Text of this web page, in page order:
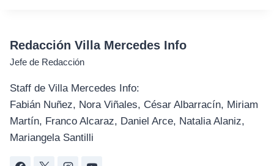
Redacción Villa Mercedes Info
Jefe de Redacción
Staff de Villa Mercedes Info:
Fabián Nuñez, Nora Viñales, César Albarracín, Miriam
Martín, Franco Alcaraz, Daniel Arce, Natalia Alaniz,
Mariangela Santilli